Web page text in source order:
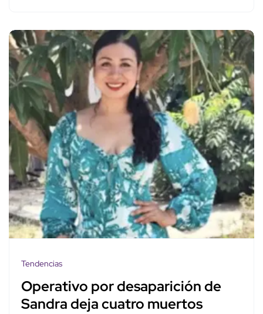
Tendencias
Operativo por desaparición de
Sandra deja cuatro muertos